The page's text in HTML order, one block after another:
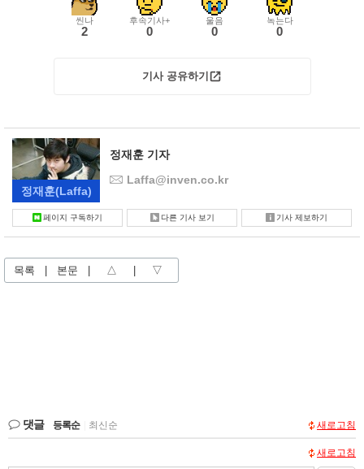
씬나
2
후속기사+
0
울음
0
녹는다
0
기사 공유하기
정재훈(Laffa)
정재훈 기자
Laffa@inven.co.kr
페이지 구독하기 다른 기사 보기 기사 제보하기
목록 본문 △ ▽
댓글 등록순 최신순 새로고침
새로고침